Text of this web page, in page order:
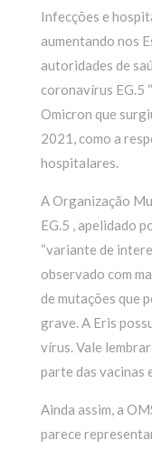
Infecções e
aumentando nos
autoridades de
coronavírus EG.5
Omicron que
2021, como a
hospitalares.
A Organização
EG.5 , apelidado
“variante de
observado com
de mutações que
grave. A Eris
vírus. Vale
parte das vacinas
Ainda assim, a
parece